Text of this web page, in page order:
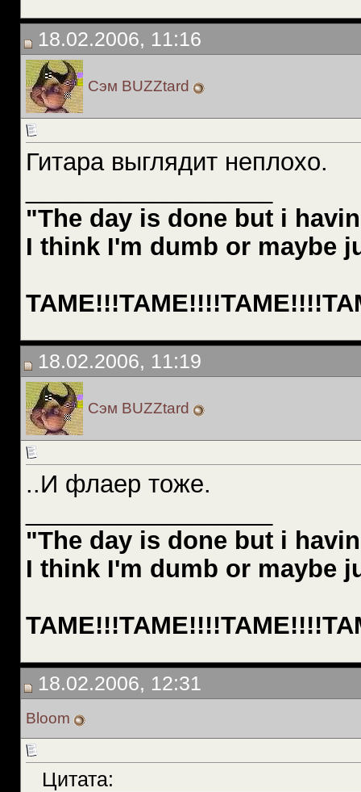
18.02.2006, 11:16
Сэм BUZZtard
Гитара выглядит неплохо.
"The day is done but i
I think I'm dumb or maybe
18.02.2006, 11:19
Сэм BUZZtard
..И флаер тоже.
"The day is done but i
I think I'm dumb or maybe
18.02.2006, 12:31
Bloom
Цитата: